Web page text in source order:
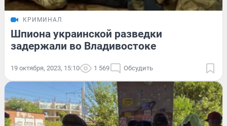
КРИМИНАЛ
Шпиона украинской разведки
задержали во Владивостоке
19 октября, 2023, 15:10 1 569 Обсудить